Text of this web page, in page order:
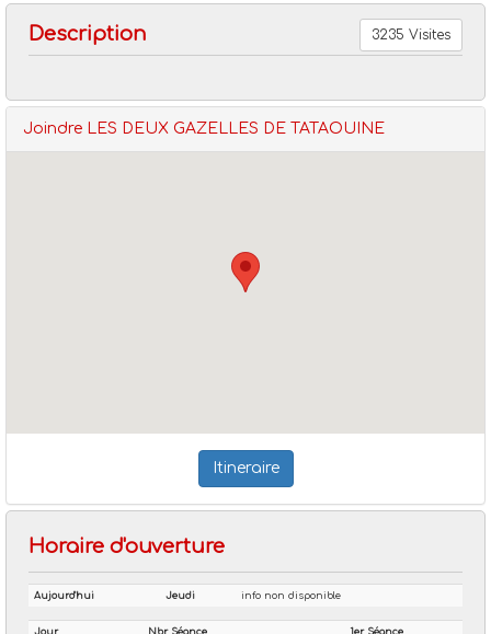
Description 3235 Visites
Joindre LES DEUX GAZELLES DE TATAOUINE
Itineraire
Horaire d'ouverture